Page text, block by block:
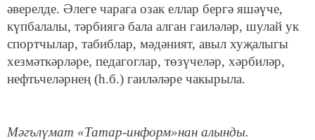
әверелде. Әлеге чарага озак еллар бергә яшәүче,
күпбалалы, тәрбиягә бала алган гаиләләр, шулай ук
спортчылар, табиблар, мәдәният, авыл хуҗалыгы
хезмәткәрләре, педагоглар, төзүчеләр, хәрбиләр,
нефтьчеләрнең (һ.б.) гаиләләре чакырыла.
Мәгълүмат «Татар-информ»нан алынды.